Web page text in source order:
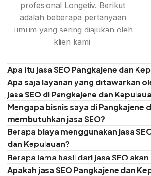
profesional Longetiv. Berikut
adalah beberapa pertanyaan
umum yang sering diajukan oleh
klien kami:
Apa itu jasa SEO Pangkajene dan
Apa saja layanan yang ditawarkan
jasa SEO di Pangkajene dan
Mengapa bisnis saya di Pangkajene
membutuhkan jasa SEO?
Berapa biaya menggunakan jasa
dan Kepulauan?
Berapa lama hasil dari jasa SEO
Apakah jasa SEO Pangkajene dan